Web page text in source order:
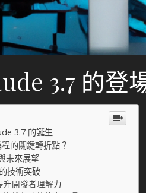
3.7 的登
3.7 的誕生
的關鍵轉折點？
未來展望
技術突破
升開發者理解力